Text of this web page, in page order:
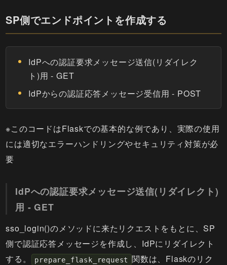
SP側でエンドポイントを作成する
IdPへの認証要求メッセージ送信(リダイレク
ト)用 - GET
IdPからの認証応答メッセージ受信用 - POST
※このコードはFlaskでの基本的な例であり、実際の使用
には適切なエラーハンドリングやセキュリティ対策が必
要
IdPへの認証要求メッセージ送信(リダイレクト)
用 - GET
sso_login()のメソッドに来たリクエストをもとに、SP
側で認証応答メッセージを作成し、IdPにリダイレクト
する。
prepare_flask_request 関数は、Flaskのリク